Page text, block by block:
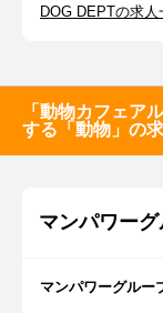
DOG DEPTの求人
「動物カフェア
する「動物」の
マンパワー
マンパワーグルー